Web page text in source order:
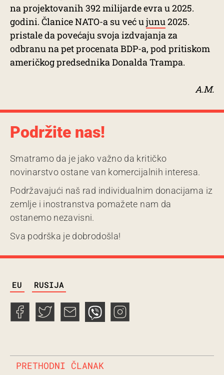
na projektovanih 392 milijarde evra u 2025.
godini. Članice NATO-a su već u junu 2025.
pristale da povećaju svoja izdvajanja za
odbranu na pet procenata BDP-a, pod pritiskom
američkog predsednika Donalda Trampa.
A.M.
Podržite nas!
Smatramo da je jako važno da kritičko
novinarstvo ostane van komercijalnih interesa.
Podržavajući naš rad individualnim donacijama iz
zemlje i inostranstva pomažete nam da
ostanemo nezavisni.
Sva podrška je dobrodošla!
EU RUSIJA
PRETHODNI ČLANAK